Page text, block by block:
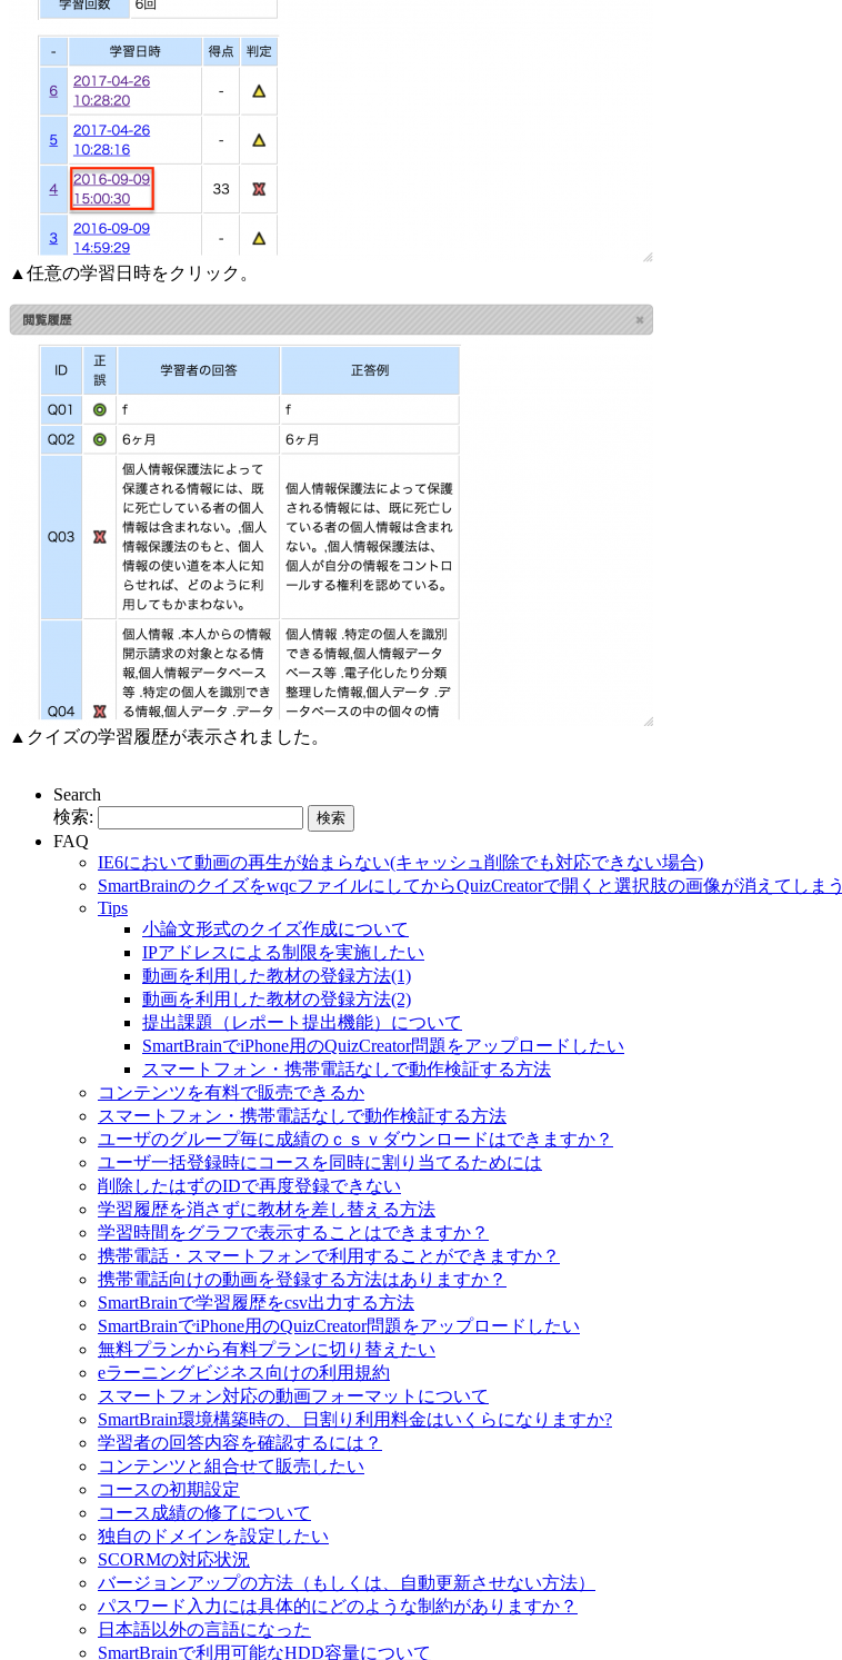
▲任意の学習日時をクリック。
▲クイズの学習履歴が表示されました。
Search
検索:
FAQ
IE6において動画の再生が始まらない(キャッシュ削除でも対応できない場合)
SmartBrainのクイズをwqcファイルにしてからQuizCreatorで開くと選択肢の画像が消えてしまう
Tips
小論文形式のクイズ作成について
IPアドレスによる制限を実施したい
動画を利用した教材の登録方法(1)
動画を利用した教材の登録方法(2)
提出課題（レポート提出機能）について
SmartBrainでiPhone用のQuizCreator問題をアップロードしたい
スマートフォン・携帯電話なしで動作検証する方法
コンテンツを有料で販売できるか
スマートフォン・携帯電話なしで動作検証する方法
ユーザのグループ毎に成績のｃｓｖダウンロードはできますか？
ユーザ一括登録時にコースを同時に割り当てるためには
削除したはずのIDで再度登録できない
学習履歴を消さずに教材を差し替える方法
学習時間をグラフで表示することはできますか？
携帯電話・スマートフォンで利用することができますか？
携帯電話向けの動画を登録する方法はありますか？
SmartBrainで学習履歴をcsv出力する方法
SmartBrainでiPhone用のQuizCreator問題をアップロードしたい
無料プランから有料プランに切り替えたい
eラーニングビジネス向けの利用規約
スマートフォン対応の動画フォーマットについて
SmartBrain環境構築時の、日割り利用料金はいくらになりますか?
学習者の回答内容を確認するには？
コンテンツと組合せて販売したい
コースの初期設定
コース成績の修了について
独自のドメインを設定したい
SCORMの対応状況
バージョンアップの方法（もしくは、自動更新させない方法）
パスワード入力には具体的にどのような制約がありますか？
日本語以外の言語になった
SmartBrainで利用可能なHDD容量について